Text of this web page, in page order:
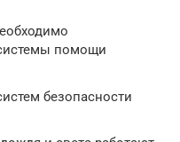
помощи
безопасности